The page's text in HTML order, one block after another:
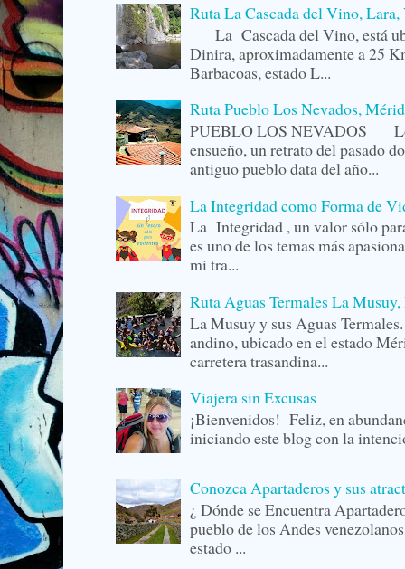
Ruta La Cascada del Vino, Lara,
La Cascada del Vino, está
Dinira, aproximadamente a 25
Barbacoas, estado L...
Ruta Pueblo Los Nevados,
PUEBLO LOS NEVADOS
ensueño, un retrato del pasado
antiguo pueblo data del año...
La Integridad como Forma de
La Integridad , un valor sólo
es uno de los temas más
mi tra...
Ruta Aguas Termales La
La Musuy y sus Aguas
andino, ubicado en el estado
carretera trasandina...
Viajera sin Excusas
¡Bienvenidos! Feliz, en
iniciando este blog con la
Conozca Apartaderos y sus
¿ Dónde se Encuentra
pueblo de los Andes
estado ...